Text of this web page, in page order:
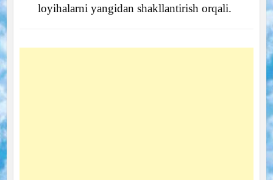
loyihalarni yangidan shakllantirish orqali.